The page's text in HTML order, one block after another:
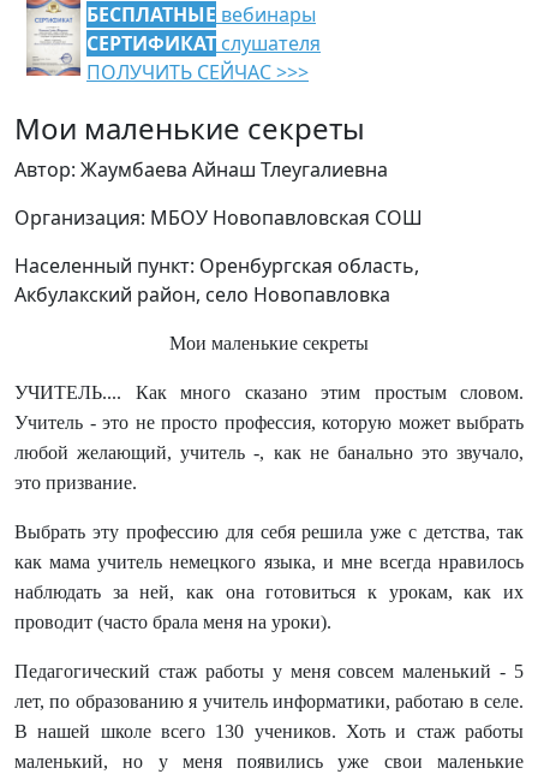
БЕСПЛАТНЫЕ вебинары
СЕРТИФИКАТ слушателя
ПОЛУЧИТЬ СЕЙЧАС >>>
Мои маленькие секреты
Автор: Жаумбаева Айнаш Тлеугалиевна
Организация: МБОУ Новопавловская СОШ
Населенный пункт: Оренбургская область,
Акбулакский район, село Новопавловка
Мои маленькие секреты
УЧИТЕЛЬ.... Как много сказано этим простым словом.
Учитель - это не просто профессия, которую может выбрать
любой желающий, учитель -, как не банально это звучало,
это призвание.
Выбрать эту профессию для себя решила уже с детства, так
как мама учитель немецкого языка, и мне всегда нравилось
наблюдать за ней, как она готовиться к урокам, как их
проводит (часто брала меня на уроки).
Педагогический стаж работы у меня совсем маленький - 5
лет, по образованию я учитель информатики, работаю в селе.
В нашей школе всего 130 учеников. Хоть и стаж работы
маленький, но у меня появились уже свои маленькие